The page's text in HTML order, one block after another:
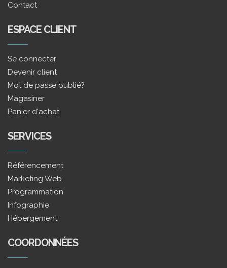
Contact
ESPACE CLIENT
Se connecter
Devenir client
Mot de passe oublié?
Magasiner
Panier d'achat
SERVICES
Référencement
Marketing Web
Programmation
Infographie
Hébergement
COORDONNÉES